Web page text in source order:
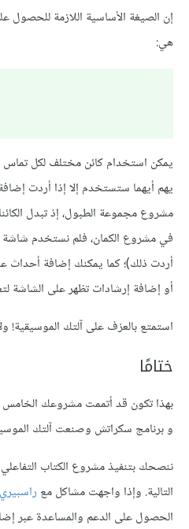
إن الصيغة الأساسية اللازمة
هي:
يمكن استخدام كائن مختلف لكل تماس
يهم أيهما ستستخدم إلا إذا أردت
مشروع مجموعة الطبول، إذ تبدل
في مشروع الكمان، فلم نستخدم
أردت ذلك)؛ كما يمكنك إضافة أحداث
أو إضافة إرشادات تظهر على الشاشة
استمتع بالعزف على آلتك الموسيقية!
ختامًا
بهذا تكون قد أتممت مشروعك
و برنامج سكراتش وصنعت آلتك
ننصحك بتنفيذ مشروع الكتاب
التالية. وإذا واجهت مشاكل مع
الحصول على الدعم والمساعدة عبر